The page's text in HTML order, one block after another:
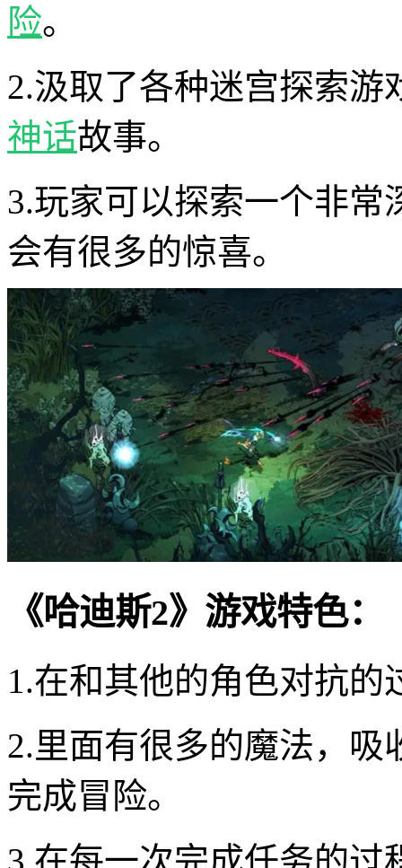
险。
2.汲取了各种迷宫探索
神话故事。
3.玩家可以探索一个非
会有很多的惊喜。
《哈迪斯2》游戏特色：
1.在和其他的角色对抗
2.里面有很多的魔法，
完成冒险。
3.在每一次完成任务的